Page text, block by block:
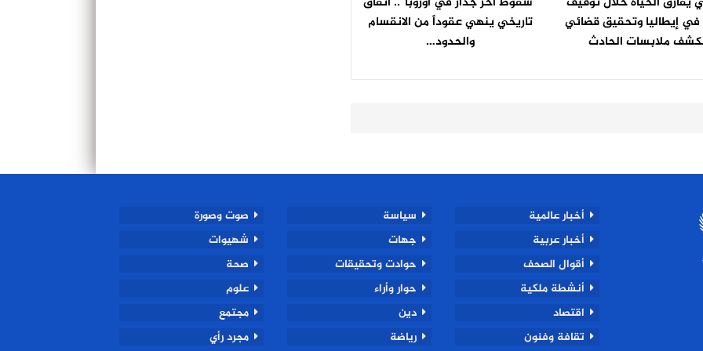
إيطاليا وتحقيق قضائي
ملابسات الحادث
تاريخي ينهي عقوداً من الانقسام
والحدود…
أخبار عالمية
أخبار عربية
أقوال الصحف
أنشطة ملكية
اقتصاد
تقافة وفنون
سياسة
جهات
حوادت وتحقيقات
حوار وأراء
دين
رياضة
صوت وصورة
شهيوات
صحة
علوم
مجتمع
مجرد رأي